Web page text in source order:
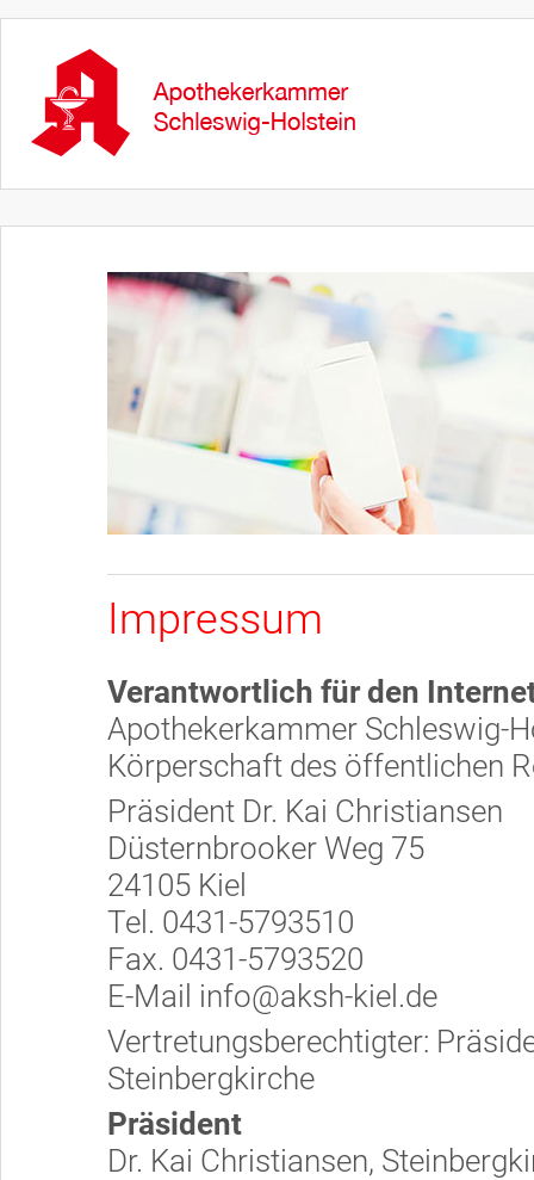
Impressum
Verantwortlich für den
Apothekerkammer Schleswig-
Körperschaft des öffentlichen
Präsident Dr. Kai Christiansen
Düsternbrooker Weg 75
24105 Kiel
Tel. 0431-5793510
Fax. 0431-5793520
E-Mail info@aksh-kiel.de
Vertretungsberechtigter:
Steinbergkirche
Präsident
Dr. Kai Christiansen,